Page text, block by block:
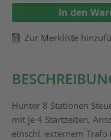
In den
Zur Merkliste
Hunter 8 Stationen
mit je 4 Startzeiten,
einschl. externem